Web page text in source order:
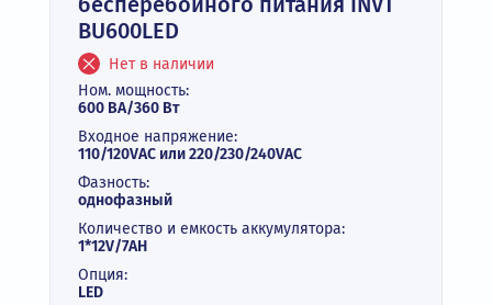
BU600LED
Нет в наличии
Ном. мощность:
600 ВА/360 Вт
Входное напряжение:
110/120VAC или 220/230/240VAC
Фазность:
однофазный
Количество и емкость аккумулятора:
1*12V/7AH
Опция:
LED